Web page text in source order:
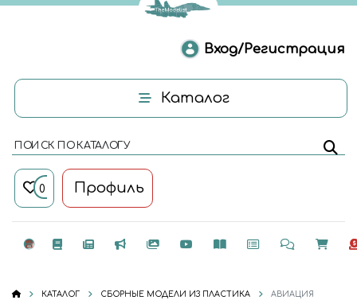
Вход/Регистрация
Каталог
ПОИСК ПО КАТАЛОГУ
0 Профиль
КАТАЛОГ СБОРНЫЕ МОДЕЛИ ИЗ ПЛАСТИКА
АВИАЦИЯ